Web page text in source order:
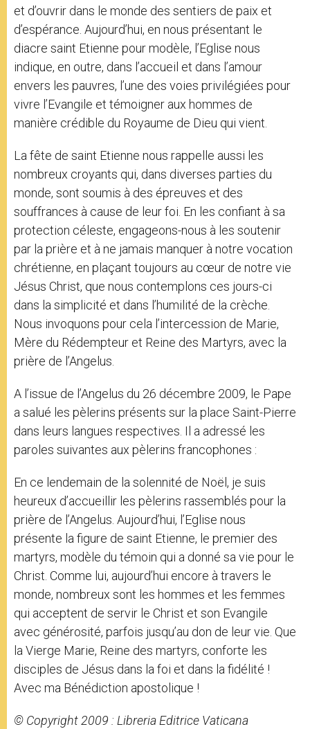
et d’ouvrir dans le monde des sentiers de paix et
d’espérance. Aujourd’hui, en nous présentant le
diacre saint Etienne pour modèle, l’Eglise nous
indique, en outre, dans l’accueil et dans l’amour
envers les pauvres, l’une des voies privilégiées pour
vivre l’Evangile et témoigner aux hommes de
manière crédible du Royaume de Dieu qui vient.
La fête de saint Etienne nous rappelle aussi les
nombreux croyants qui, dans diverses parties du
monde, sont soumis à des épreuves et des
souffrances à cause de leur foi. En les confiant à sa
protection céleste, engageons-nous à les soutenir
par la prière et à ne jamais manquer à notre vocation
chrétienne, en plaçant toujours au cœur de notre vie
Jésus Christ, que nous contemplons ces jours-ci
dans la simplicité et dans l’humilité de la crèche.
Nous invoquons pour cela l’intercession de Marie,
Mère du Rédempteur et Reine des Martyrs, avec la
prière de l’Angelus.
A l’issue de l’Angelus du 26 décembre 2009, le Pape
a salué les pèlerins présents sur la place Saint-Pierre
dans leurs langues respectives. Il a adressé les
paroles suivantes aux pèlerins francophones :
En ce lendemain de la solennité de Noël, je suis
heureux d’accueillir les pèlerins rassemblés pour la
prière de l’Angelus. Aujourd’hui, l’Eglise nous
présente la figure de saint Etienne, le premier des
martyrs, modèle du témoin qui a donné sa vie pour le
Christ. Comme lui, aujourd’hui encore à travers le
monde, nombreux sont les hommes et les femmes
qui acceptent de servir le Christ et son Evangile
avec générosité, parfois jusqu’au don de leur vie. Que
la Vierge Marie, Reine des martyrs, conforte les
disciples de Jésus dans la foi et dans la fidélité !
Avec ma Bénédiction apostolique !
© Copyright 2009 : Libreria Editrice Vaticana